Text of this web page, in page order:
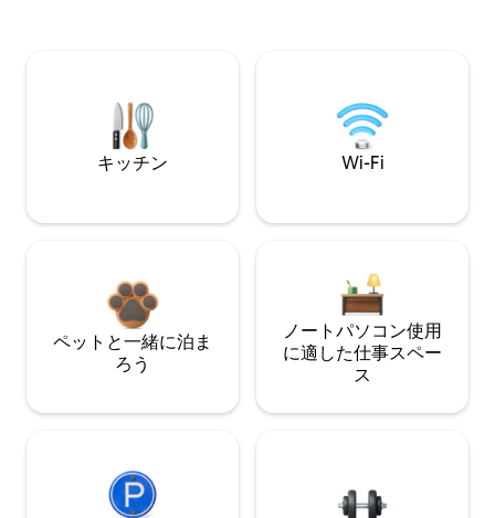
キッチン Wi-Fi
ペットと一緒に泊ま
ろう
ノートパソコン使用
に適した仕事スペー
ス